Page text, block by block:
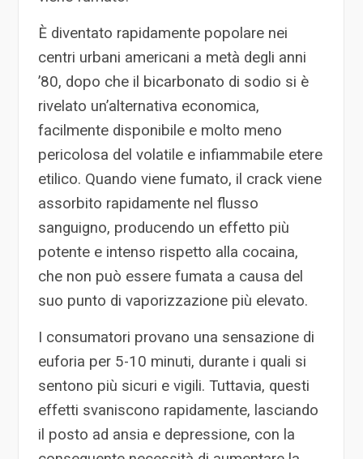
È diventato rapidamente popolare nei
centri urbani americani a metà degli anni
’80, dopo che il bicarbonato di sodio si è
rivelato un’alternativa economica,
facilmente disponibile e molto meno
pericolosa del volatile e infiammabile etere
etilico. Quando viene fumato, il crack viene
assorbito rapidamente nel flusso
sanguigno, producendo un effetto più
potente e intenso rispetto alla cocaina,
che non può essere fumata a causa del
suo punto di vaporizzazione più elevato.
I consumatori provano una sensazione di
euforia per 5-10 minuti, durante i quali si
sentono più sicuri e vigili. Tuttavia, questi
effetti svaniscono rapidamente, lasciando
il posto ad ansia e depressione, con la